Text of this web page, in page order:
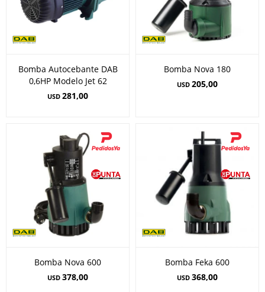
Bomba Autocebante DAB
0,6HP Modelo Jet 62
USD 281,00
Bomba Nova 180
USD 205,00
Bomba Nova 600
USD 378,00
Bomba Feka 600
USD 368,00